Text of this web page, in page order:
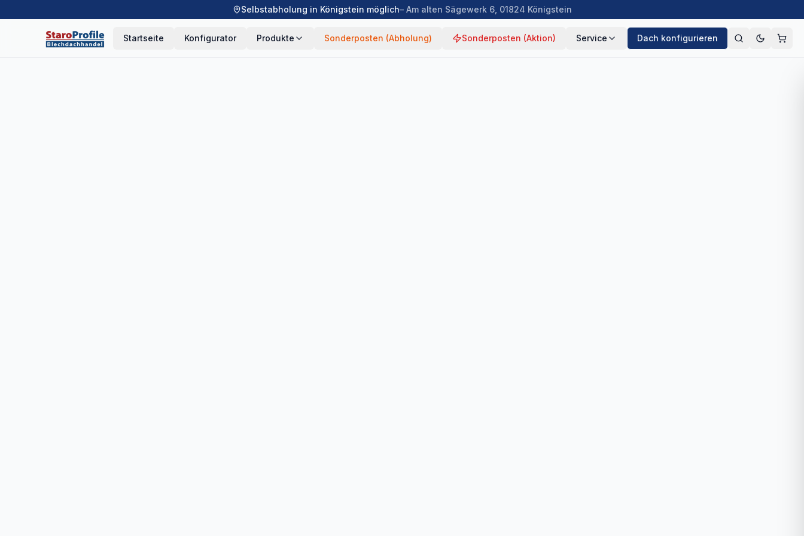
Selbstabholung in Königstein möglich– Am alten Sägewerk 6, 01824 Königstein
Startseite Konfigurator Produkte Sonderposten (Abholung) Sonderposten (Aktion) Service Dach konfigurieren